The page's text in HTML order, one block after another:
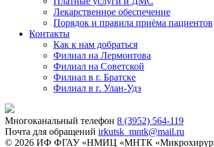
Лекарственное обеспечение
Порядок и правила приёма пациентов
Контакты
Как к нам добраться
Филиал на Лермонтова
Филиал на Советской
Филиал в г. Братске
Филиал в г. Улан-Удэ
Многоканальный телефон 8 (3952) 564-119
Почта для обращений irkutsk_mntk@mail.ru
© 2026 ИФ ФГАУ «НМИЦ «МНТК